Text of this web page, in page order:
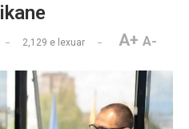
2,129 e lexuar A+ A-